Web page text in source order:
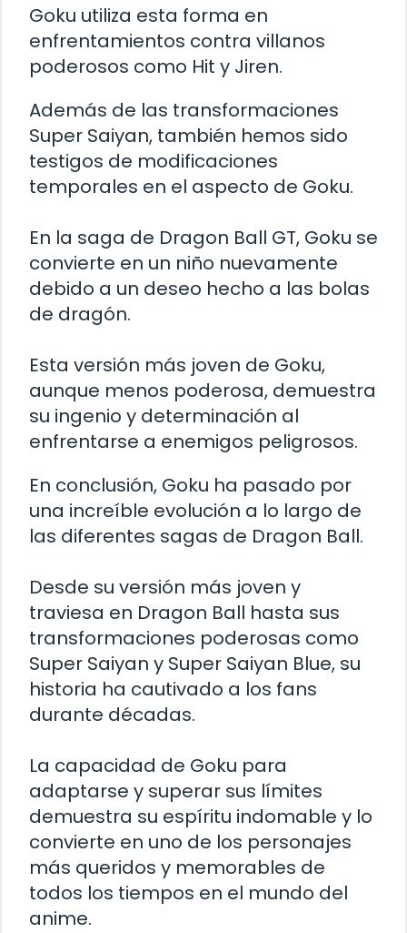
Goku utiliza esta forma en
enfrentamientos contra villanos
poderosos como Hit y Jiren.
Además de las transformaciones
Super Saiyan, también hemos sido
testigos de modificaciones
temporales en el aspecto de Goku.
En la saga de Dragon Ball GT, Goku se
convierte en un niño nuevamente
debido a un deseo hecho a las bolas
de dragón.
Esta versión más joven de Goku,
aunque menos poderosa, demuestra
su ingenio y determinación al
enfrentarse a enemigos peligrosos.
En conclusión, Goku ha pasado por
una increíble evolución a lo largo de
las diferentes sagas de Dragon Ball.
Desde su versión más joven y
traviesa en Dragon Ball hasta sus
transformaciones poderosas como
Super Saiyan y Super Saiyan Blue, su
historia ha cautivado a los fans
durante décadas.
La capacidad de Goku para
adaptarse y superar sus límites
demuestra su espíritu indomable y lo
convierte en uno de los personajes
más queridos y memorables de
todos los tiempos en el mundo del
anime.